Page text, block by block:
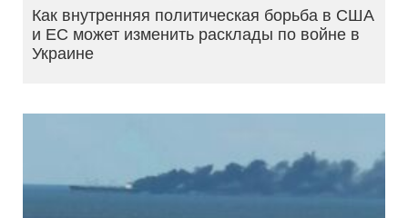
Как внутренняя политическая борьба в США
и ЕС может изменить расклады по войне в
Украине